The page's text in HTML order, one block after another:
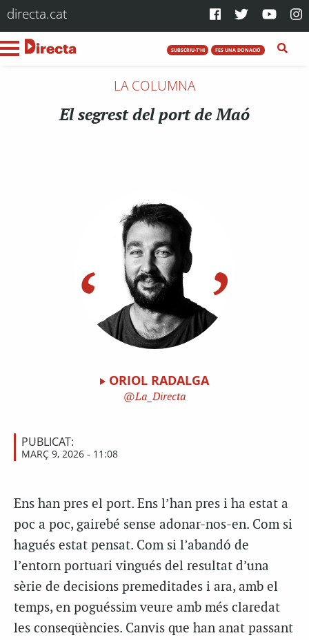
directa.cat
SUBSCRIU-T'HI FES UNA DONACIÓ
LA COLUMNA
El segrest del port de Maó
ORIOL RADALGA
La_Directa
PUBLICAT:
MARÇ 9, 2026 - 11:08
Ens han pres el port. Ens l’han pres i ha estat a
poc a poc, gairebé sense adonar-nos-en. Com si
hagués estat pensat. Com si l’abandó de
l’entorn portuari vingués del resultat d’una
sèrie de decisions premeditades i ara, amb el
temps, en poguéssim veure amb més claredat
les conseqüències. Canvis que han anat passant